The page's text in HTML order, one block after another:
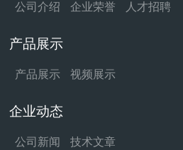
公司介绍 企业荣誉 人才招聘
产品展示
产品展示 视频展示
企业动态
公司新闻 技术文章